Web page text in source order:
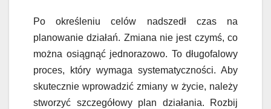
Po określeniu celów nadszedł czas na
planowanie działań. Zmiana nie jest czymś, co
można osiągnąć jednorazowo. To długofalowy
proces, który wymaga systematyczności. Aby
skutecznie wprowadzić zmiany w życie, należy
stworzyć szczegółowy plan działania. Rozbij